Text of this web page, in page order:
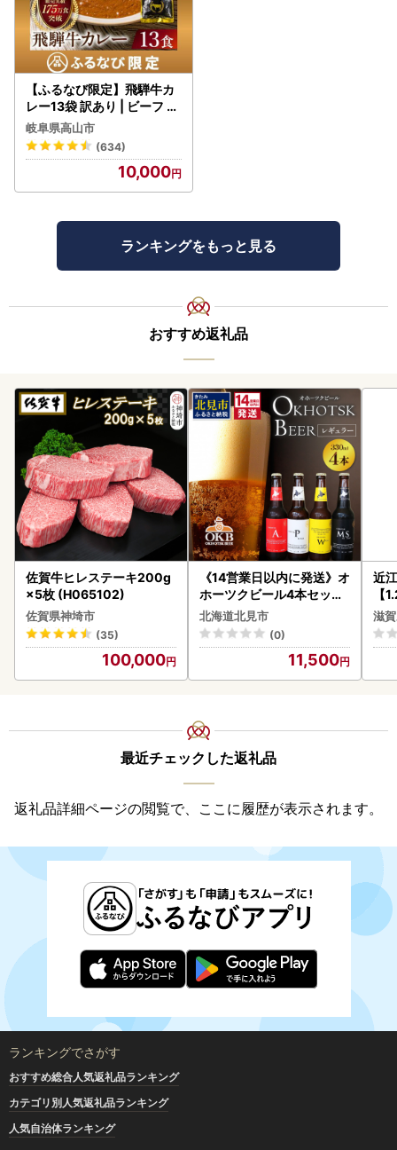
【ふるなび限定】飛騨牛カ
レー13袋 訳あり | ビーフ レ
トルト 訳あり DC006-CP
01 FN-Limited-VO
岐阜県高山市
(634)
10,000
ランキングをもっと見る
おすすめ返礼品
佐賀牛ヒレステーキ200g
×5枚 (H065102)
佐賀県神埼市
(35)
100,000
《14営業日以内に発送》オ
ホーツクビール4本セット
( 飲料 飲み物 お酒 ビール
クラフトビール 瓶ビール
贈答 ギフト 贈り物 お中元
御中元 お歳暮 御歳暮 お祝
い プレゼント モルトビー
北海道北見市
(0)
11,500
近
【
】
滋
最近チェックした返礼品
返礼品詳細ページの閲覧で、ここに履歴が表示されます。
ランキングでさがす
おすすめ総合人気返礼品ランキング
カテゴリ別人気返礼品ランキング
人気自治体ランキング